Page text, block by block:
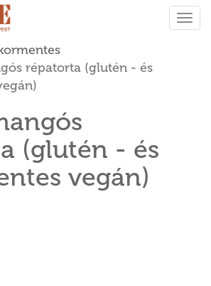
répatorta (glutén - és
(glutén - és
vegán)